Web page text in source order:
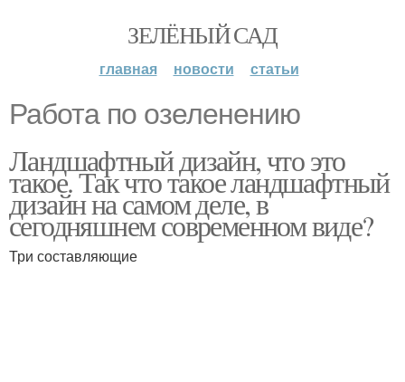
ЗЕЛЁНЫЙ САД
главная новости статьи
Работа по озеленению
Ландшафтный дизайн, что это
такое. Так что такое ландшафтный
дизайн на самом деле, в
сегодняшнем современном виде?
Три составляющие